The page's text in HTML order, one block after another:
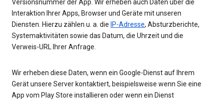
Versionsnummer der App. Wir erheben auch Daten über die
Interaktion Ihrer Apps, Browser und Geräte mit unseren
Diensten. Hierzu zählen u. a. die IP-Adresse, Absturzberichte,
Systemaktivitäten sowie das Datum, die Uhrzeit und die
Verweis-URL Ihrer Anfrage.
Wir erheben diese Daten, wenn ein Google-Dienst auf Ihrem
Gerät unsere Server kontaktiert, beispielsweise wenn Sie eine
App vom Play Store installieren oder wenn ein Dienst